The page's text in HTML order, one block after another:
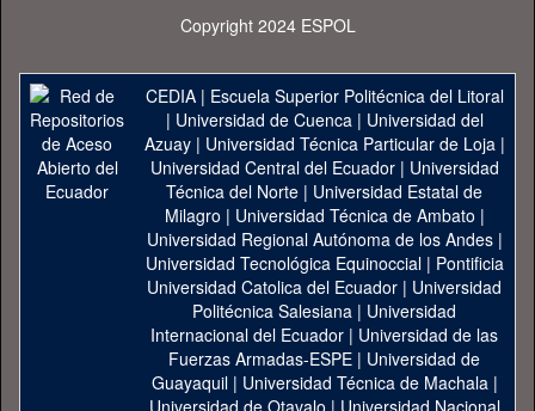
Copyright 2024 ESPOL
CEDIA| Escuela Superior Politécnica del Litoral
| Universidad de Cuenca| Universidad del
Azuay| Universidad Técnica Particular de Loja|
Universidad Central del Ecuador| Universidad
Técnica del Norte | Universidad Estatal de
Milagro | Universidad Técnica de Ambato |
Universidad Regional Autónoma de los Andes|
Universidad Tecnológica Equinoccial| Pontificia
Universidad Catolica del Ecuador | Universidad
Politécnica Salesiana | Universidad
Internacional del Ecuador | Universidad de las
Fuerzas Armadas-ESPE | Universidad de
Guayaquil| Universidad Técnica de Machala|
Universidad de Otavalo | Universidad Nacional